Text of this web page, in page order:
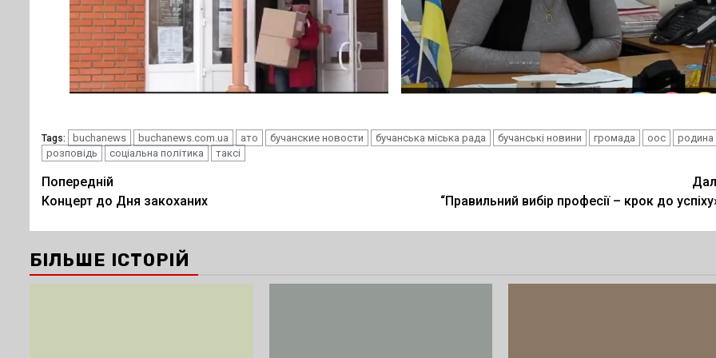
Tags: buchanews buchanews.com.ua ато бучанские новости бучанська міська рада бучанські новини громада оос
родина
розповідь
соціальна політика таксі
Post
navigation
Попередній
Концерт до Дня закоханих
“Правильний вибір професії – крок до
БІЛЬШЕ ІСТОРІЙ